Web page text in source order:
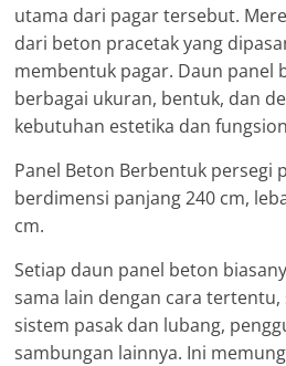
utama dari pagar tersebut.
dari beton pracetak yang
membentuk pagar. Daun panel
berbagai ukuran, bentuk, dan
kebutuhan estetika dan
Panel Beton Berbentuk persegi
berdimensi panjang 240 cm,
cm.
Setiap daun panel beton
sama lain dengan cara
sistem pasak dan lubang,
sambungan lainnya. Ini